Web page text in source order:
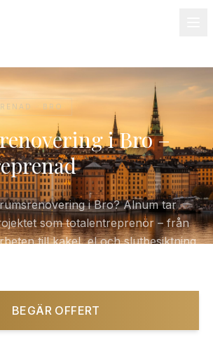
· BRO
i Bro –
i Bro? Alnum tar
som totalentreprenör – från
till kakel, el och slutbesiktning.
BEGÄR OFFERT